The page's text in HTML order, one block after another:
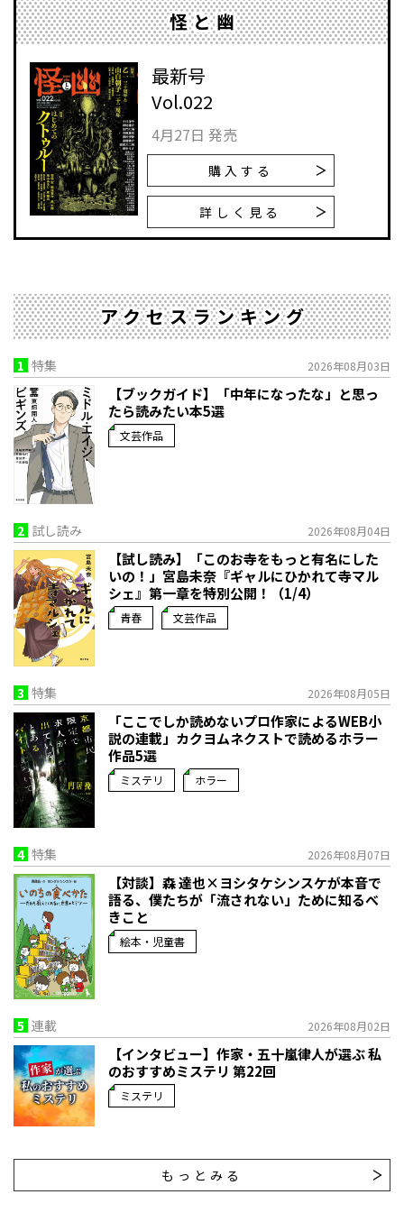
怪と幽
最新号
Vol.022
4月27日 発売
購入する
詳しく見る
アクセスランキング
1 特集 2026年08月03日
【ブックガイド】「中年になったな」と思っ
たら読みたい本5選
文芸作品
2 試し読み 2026年08月04日
【試し読み】「このお寺をもっと有名にした
いの！」宮島未奈『ギャルにひかれて寺マル
シェ』第一章を特別公開！（1/4）
青春 文芸作品
3 特集 2026年08月05日
「ここでしか読めないプロ作家によるWEB小
説の連載」――カクヨムネクストで読めるホラー
作品5選
ミステリ ホラー
4 特集 2026年08月07日
【対談】森 達也×ヨシタケシンスケが本音で
語る、僕たちが「流されない」ために知るべ
きこと
絵本・児童書
5 連載 2026年08月02日
【インタビュー】作家・五十嵐律人が選ぶ 私
のおすすめミステリ 第22回
ミステリ
もっとみる